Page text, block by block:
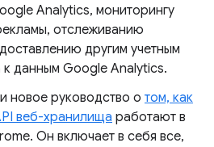
Analytics, мониторингу
отслеживанию
другим учетным
к данным Google Analytics.
новое руководство о том, как
веб-хранилища работают в
Он включает в себя все,